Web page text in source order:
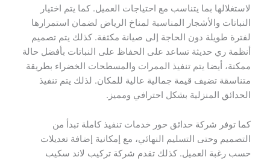
لاستغلالها بما يتناسب مع احتياجات العميل. كما يتم اختيار
النباتات والأشجار المناسبة لمناخ الرياض لضمان استمرارها
لفترة طويلة دون الحاجة إلى صيانة مكثفة. كذلك يتم تصميم
أنظمة ري حديثة تساعد على الحفاظ على النباتات بأفضل حالة
ممكنة، أيضا يتم تنفيذ الممرات والمسطحات الخضراء بطريقة
متناسقة تضيف قيمة جمالية عالية للمكان. لذلك يتم تنفيذ
الحدائق المنزلية بشكل احترافي ومميز.
كما توفر شركة حدائق حور خدمات تنفيذ كاملة تبدأ من
التصميم وحتى التسليم النهائي، مع إمكانية إضافة تعديلات
حسب رغبة العميل. كذلك تقدم شركة تركيب لاند سكيب